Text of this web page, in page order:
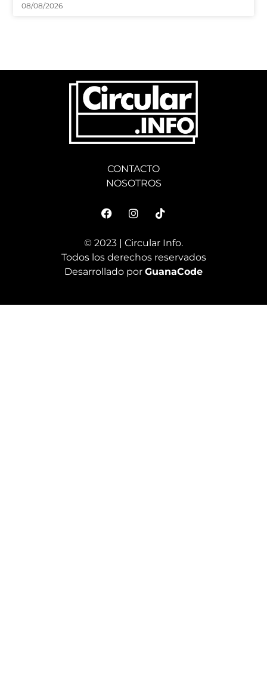
08/08/2026
CONTACTO
NOSOTROS
© 2023 | Circular Info.
Todos los derechos reservados
Desarrollado por GuanaCode